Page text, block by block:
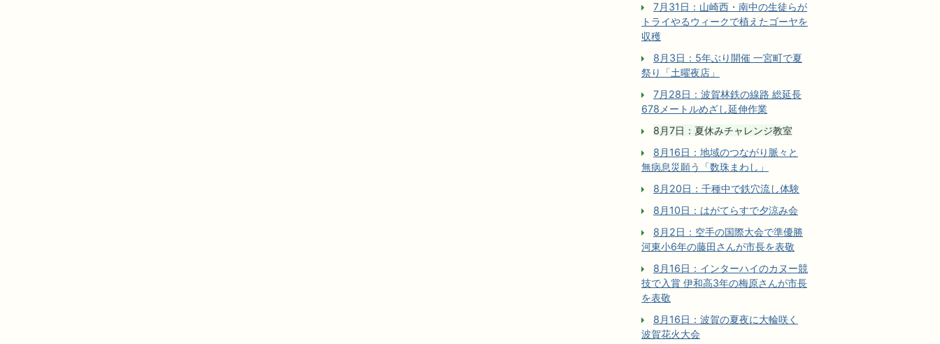
7月31日：山崎西・南中の生徒らが
トライやるウィークで植えたゴーヤを
収穫
8月3日：5年ぶり開催 一宮町で夏
祭り「土曜夜店」
7月28日：波賀林鉄の線路 総延長
678メートルめざし延伸作業
8月7日：夏休みチャレンジ教室
8月16日：地域のつながり脈々と
無病息災願う「数珠まわし」
8月20日：千種中で鉄穴流し体験
8月10日：はがてらすで夕涼み会
8月2日：空手の国際大会で準優勝
河東小6年の藤田さんが市長を表敬
8月16日：インターハイのカヌー競
技で入賞 伊和高3年の梅原さんが市長
を表敬
8月16日：波賀の夏夜に大輪咲く
波賀花火大会